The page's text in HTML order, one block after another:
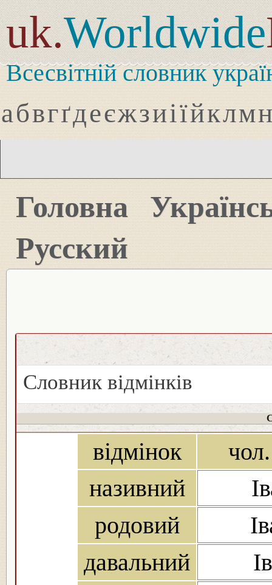
uk.Worldwide
Всесвітній словник
абвгґдеєжзиіїйклмн
Головна
Русский
Словник відмінків
відмінок
називний
родовий
давальний